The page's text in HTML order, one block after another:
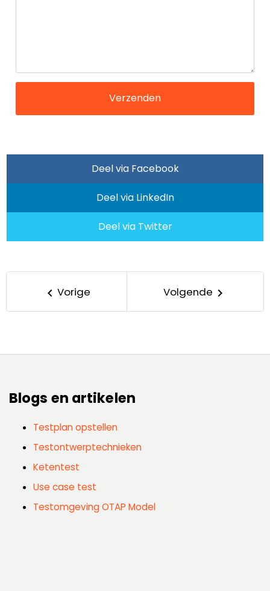
Deel via Facebook
Deel via LinkedIn
Deel via Twitter
keyboard_arrow_leftVorige Volgende keyboard_arrow_right
Blogs en artikelen
Testplan opstellen
Testontwerptechnieken
Ketentest
Use case test
Testomgeving OTAP Model